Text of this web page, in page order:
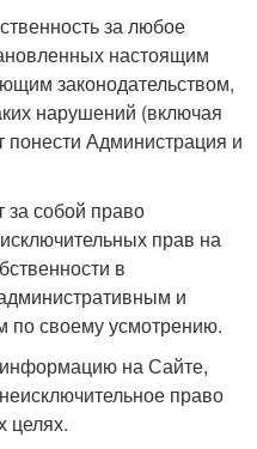
за любое
настоящим
законодательством,
нарушений (включая
Администрация и
за собой право
прав на
в
и
по своему усмотрению.
на Сайте,
право
целях.